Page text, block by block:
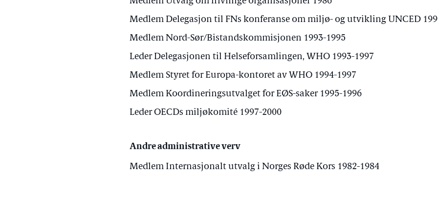
Medlem Delegasjon til FNs konferanse om miljø- og utvikling UNCED
Medlem Nord-Sør/Bistandskommisjonen 1993-1995
Leder Delegasjonen til Helseforsamlingen, WHO 1993-1997
Medlem Styret for Europa-kontoret av WHO 1994-1997
Medlem Koordineringsutvalget for EØS-saker 1995-1996
Leder OECDs miljøkomité 1997-2000
Andre administrative verv
Medlem Internasjonalt utvalg i Norges Røde Kors 1982-1984